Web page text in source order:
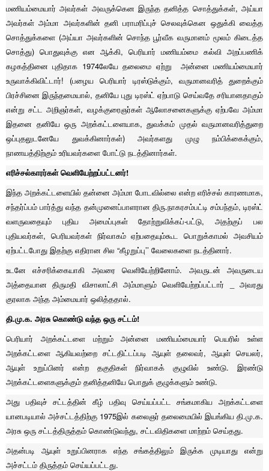
மணியம்மையார் அவர்கள் அவருக்கென இருந்த தனித்த சொத்துக்கள், அய்யா
அவர்கள் அம்மா அவர்களின் தனி பராமரிப்புச் செலவுக்கென ஒதுக்கி வைத்த
சொத்துக்களை (அய்யா அவர்களின் சொந்த பூர்வீக வருமானம் மூலம் கிடைத்த
சொத்து) பொதுவுக்கு என ஆக்கி, பெரியார் மணியம்மை கல்வி அறப்பணிக்
கழகத்தினை புதிதாக 1974லேயே தலைமை ஏற்று அன்னை மணியம்மையார்
உருவாக்கிவிட்டார்! (பழைய பெரியார் டிரஸ்டுக்கும், வருமானவரித் துறைக்கும்
பிரச்சினை இருந்தமையால், தனியே புது டிரஸ்ட் ஏற்பாடு செய்வதே சரியானதாகும்
என்று சட்ட அறிஞர்கள், வழக்குரைஞர்கள் ஆலோசனைகளுக்கு ஏற்பவே அம்மா
இதனை தனியே ஒரு அறக்கட்டளையாக, துவக்கம் முதல் வருமானவரித்துறை
ஒப்புதலுடனேயே துவக்கினார்கள்) அவர்களது முழு நம்பிக்கைக்கும்,
நாணயத்திற்கும் உரியவர்களை போட்டு நடத்தினார்கள்.
எரிச்சல்காரர்கள் வெளியேற்றப்பட்டனர்!
இந்த அறக்கட்டளையில் தன்னை அம்மா போடவில்லை என்ற எரிச்சல் காரணமாக,
சந்தர்ப்பம் பார்த்து வந்த தன்முனைப்பாளரான திரு.நாகரசம்பட்டி சம்பந்தம், டிரஸ்ட்
வளருவதையும் புதிய அமைப்புகள் தோற்றுவிக்கப்-பட்டு, அதற்குப் பல
புதியவர்கள், பெரியவர்கள் நிர்வாகம் ஏற்பதையும்கூட பொறுக்காமல் அவசியம்
ஏற்பட்டபோது இதற்கு எதிரான சில “கீழறுப்பு’’ வேலைகளை நடத்தினார்.
உடனே எச்சரிக்கையாகி அவரை வெளியேற்றினோம். அவருடன் அவருடைய
அத்தையான திருமதி விசாலாட்சி அம்மாளும் வெளியேற்றப்பட்டார் _ அவரது
குரலாக அந்த அம்மையார் ஒலித்ததால்.
தி.மு.க. அரசு கொண்டு வந்த ஒரு சட்டம்!
பெரியார் அறக்கட்டளை மற்றும் அன்னை மணியம்மையார் பெயரில் உள்ள
அறக்கட்டளை ஆகியவற்றை சட்டதிட்டப்படி ஆயுள் தலைவர், ஆயுள் செயலர்,
ஆயுள் உறுப்பினர் என்ற தகுதிகள் நிர்வாகக் குழுவில் உண்டு. இரண்டு
அறக்கட்டளைகளுக்கும் தனித்தனியே பொதுக் குழுக்களும் உண்டு.
அது பதிவுச் சட்டத்தின் கீழ் பதிவு செய்யப்பட்ட சங்கமாகிய அறக்கட்டளை
யானபடியால் அச்சட்டத்திற்கு 1975இல் கலைஞர் தலைமையில் இயங்கிய தி.மு.க.
அரசு ஒரு சட்டத்திருத்தம் கொண்டுவந்து, சட்டவிதிகளை மாற்றம் செய்தது.
அதன்படி ஆயுள் உறுப்பினராக எந்த சங்கத்திலும் இருக்க முடியாது என்று
அச்சட்டம் திருத்தம் செய்யப்பட்டது.